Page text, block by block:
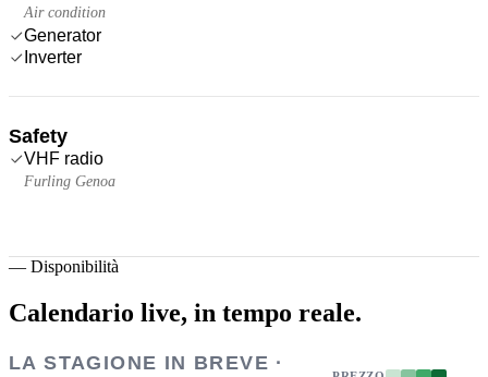
Air condition
Generator
Inverter
Safety
VHF radio
Furling Genoa
— Disponibilità
Calendario live, in tempo reale.
LA STAGIONE IN BREVE ·